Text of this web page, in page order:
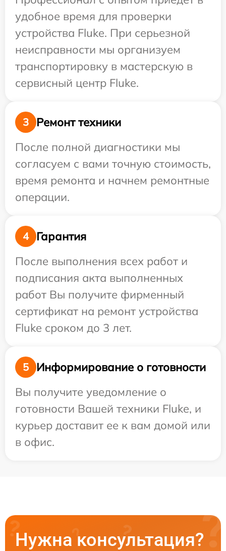
удобное время для проверки
устройства Fluke. При серьезной
неисправности мы организуем
транспортировку в мастерскую в
сервисный центр Fluke.
3
Ремонт техники
После полной диагностики мы
согласуем с вами точную стоимость,
время ремонта и начнем ремонтные
операции.
4
Гарантия
После выполнения всех работ и
подписания акта выполненных
работ Вы получите фирменный
сертификат на ремонт устройства
Fluke сроком до 3 лет.
5
Информирование о готовности
Вы получите уведомление о
готовности Вашей техники Fluke, и
курьер доставит ее к вам домой или
в офис.
Нужна консультация?